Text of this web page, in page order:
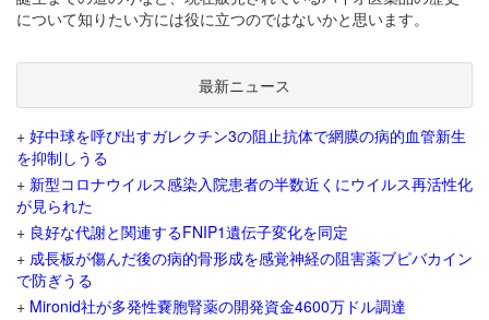
について知りたい方には役に立つのではないかと思います。
最新ニュース
+ 好中球を呼び出すガレクチン3の阻止抗体で網膜の病的血管新生
を抑制しうる
+ 新型コロナウイルス感染入院患者の半数近くにウイルス再活性化
が見られた
+ 良好な代謝と関連するFNIP1遺伝子変化を同定
+ 成長板が傷んだ後の病的骨形成を感覚神経の阻害薬ブピバカイン
で防ぎうる
+ Mironid社が多発性嚢胞腎薬の開発資金4600万ドル調達